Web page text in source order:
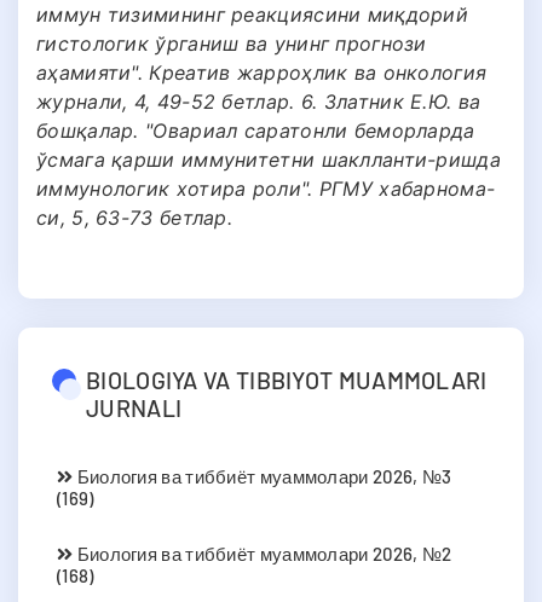
иммун тизимининг реакциясини миқдорий
гистологик ўрганиш ва унинг прогнози
аҳамияти". Креатив жарроҳлик ва онкология
журнали, 4, 49-52 бетлар. 6. Златник Е.Ю. ва
бошқалар. "Овариал саратонли беморларда
ўсмага қарши иммунитетни шаклланти-ришда
иммунологик хотира роли". РГМУ хабарнома-
си, 5, 63-73 бетлар.
BIOLOGIYA VA TIBBIYOT MUAMMOLARI
JURNALI
Биология ва тиббиёт муаммолари 2026, №3
(169)
Биология ва тиббиёт муаммолари 2026, №2
(168)